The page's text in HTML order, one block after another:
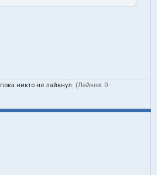
пока никто не лайкнул. (Лайков: 0 ·